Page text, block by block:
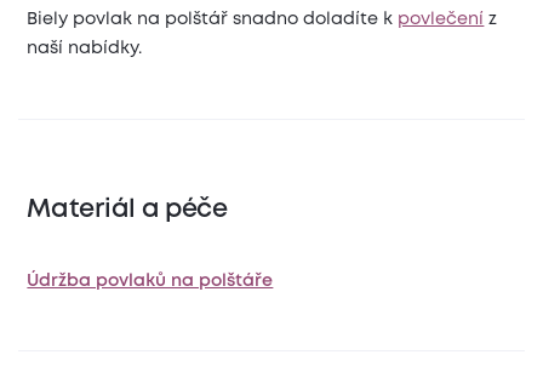
Biely povlak na polštář snadno doladíte k povlečení
z
naší nabídky.
Materiál a péče
Údržba povlaků na polštáře